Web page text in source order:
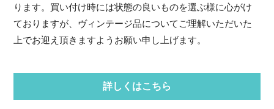
ります。買い付け時には状態の良いものを選ぶ様に心がけ
ておりますが、ヴィンテージ品についてご理解いただいた
上でお迎え頂きますようお願い申し上げます。
詳しくはこちら